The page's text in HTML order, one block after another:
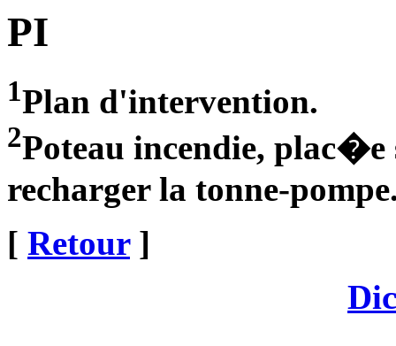
PI
1Plan d'intervention.
2Poteau incendie,
recharger la tonne-
[ Retour]